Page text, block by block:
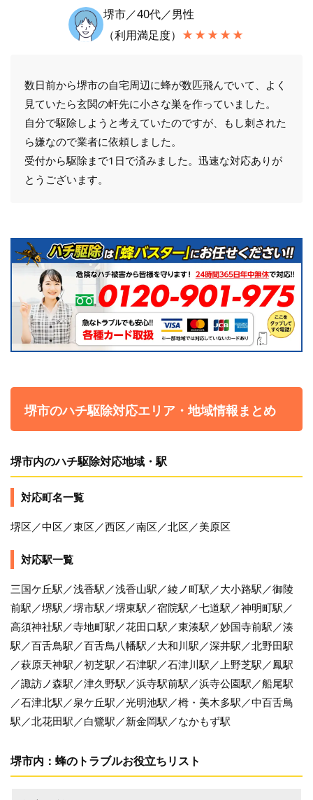
堺市／40代／男性
（利用満足度） ★★★★★
数日前から堺市の自宅周辺に蜂が数匹飛んでいて、よく
見ていたら玄関の軒先に小さな巣を作っていました。
自分で駆除しようと考えていたのですが、もし刺された
ら嫌なので業者に依頼しました。
受付から駆除まで1日で済みました。迅速な対応ありが
とうございます。
堺市のハチ駆除対応エリア・地域情報まとめ
堺市内のハチ駆除対応地域・駅
対応町名一覧
堺区／中区／東区／西区／南区／北区／美原区
対応駅一覧
三国ケ丘駅／浅香駅／浅香山駅／綾ノ町駅／大小路駅／御陵
前駅／堺駅／堺市駅／堺東駅／宿院駅／七道駅／神明町駅／
高須神社駅／寺地町駅／花田口駅／東湊駅／妙国寺前駅／湊
駅／百舌鳥駅／百舌鳥八幡駅／大和川駅／深井駅／北野田駅
／萩原天神駅／初芝駅／石津駅／石津川駅／上野芝駅／鳳駅
／諏訪ノ森駅／津久野駅／浜寺駅前駅／浜寺公園駅／船尾駅
／石津北駅／泉ケ丘駅／光明池駅／栂・美木多駅／中百舌鳥
駅／北花田駅／白鷺駅／新金岡駅／なかもず駅
堺市内：蜂のトラブルお役立ちリスト